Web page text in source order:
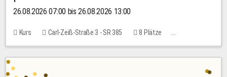
26.08.2026 07:00 bis 26.08.2026 13:00
Kurs Carl-Zeiß-Straße 3 - SR 385
8 Plätze
20,00 EUR